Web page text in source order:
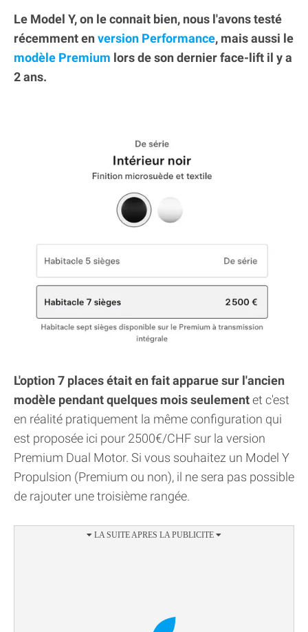
Le Model Y, on le connait bien, nous l'avons testé
récemment en version Performance, mais aussi le
modèle Premium lors de son dernier face-lift il y a
2 ans.
L'option 7 places était en fait apparue sur l'ancien
modèle pendant quelques mois seulementet c'est
en réalité pratiquement la même configuration qui
est proposée ici pour 2500€/CHF sur la version
Premium Dual Motor. Si vous souhaitez un Model Y
Propulsion (Premium ou non), il ne sera pas possible
de rajouter une troisième rangée.